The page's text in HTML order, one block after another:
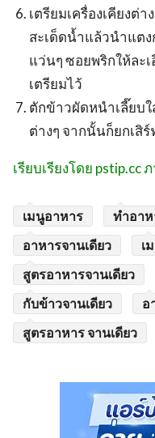
เตรียมเครื่องเคียงต่
สะเด็ดน้ำแล้วนำแต
แว่นๆ ซอยพริกให้ละ
เตรียมไว้
ตักข้าวผัดหนำเลี๊ยบใ
ต่างๆ จากนั้นก็ยกเสิร์
เรียบเรียงโดย pstip.cc
เมนูอาหาร ทำอาห
อาหารจานเดียว
เ
สูตรอาหารจานเดียว
กับข้าวจานเดียว
อ
สูตรอาหาร จานเดียว